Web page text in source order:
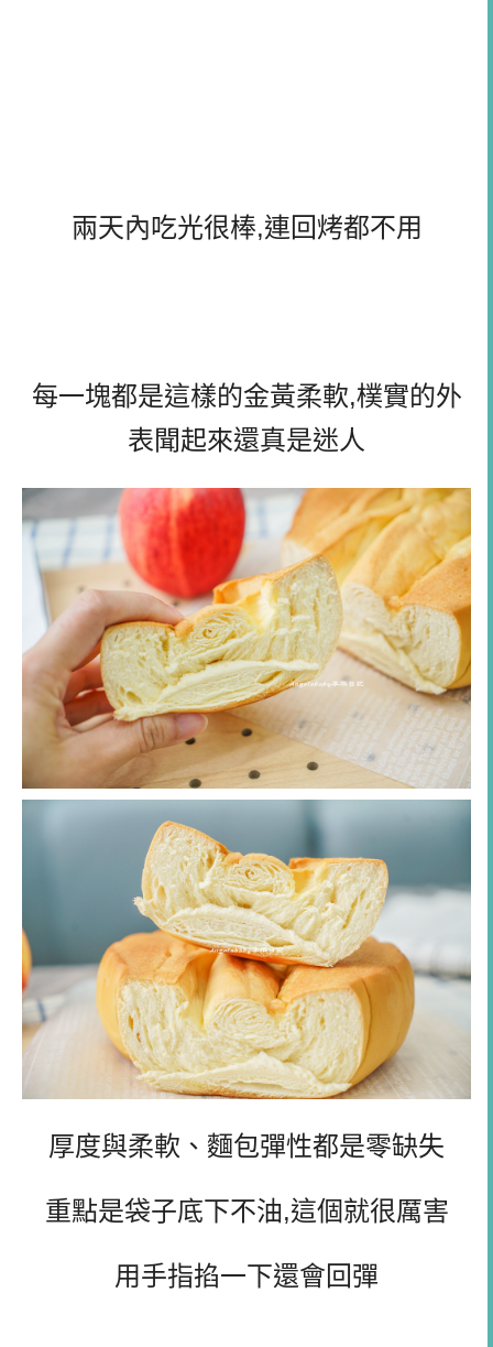
兩天內吃光很棒,連回烤都不用
每一塊都是這樣的金黃柔軟,樸實的外
表聞起來還真是迷人
厚度與柔軟、麵包彈性都是零缺失
重點是袋子底下不油,這個就很厲害
用手指掐一下還會回彈